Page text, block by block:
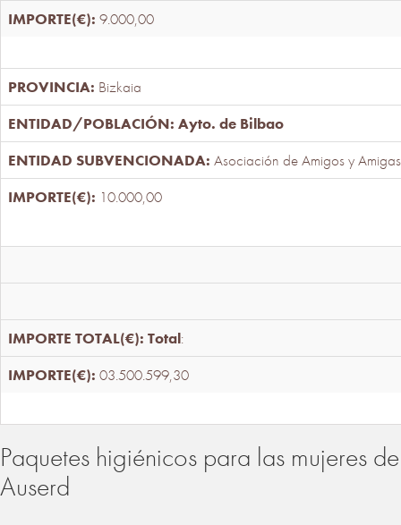
9.000,00
Bizkaia
Ayto. de Bilbao
Asociación de Amigos y
10.000,00
Total:
03.500.599,30
Paquetes higiénicos para las mujeres
Auserd